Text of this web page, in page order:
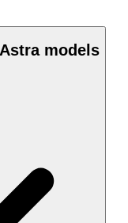
models